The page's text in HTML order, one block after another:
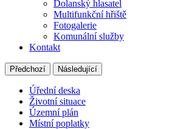
Dolanský hlasatel
Multifunkční hřiště
Fotogalerie
Komunální služby
Kontakt
Předchozí Následující
Úřední deska
Životní situace
Územní plán
Místní poplatky